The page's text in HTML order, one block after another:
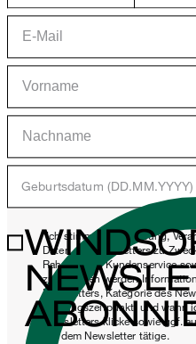
Geburtsdatum (DD.MM.YYYY)
*Ich stimme der Erhebung,
Daten des Newsletters zu
Rahmen des Kundenservice
zu. Erhoben werden
Newsletters, Kategorie des
Öffnungszeitpunkt) und wann
Newsletters klicke sowie ggf.
mit dem Newsletter tätige.